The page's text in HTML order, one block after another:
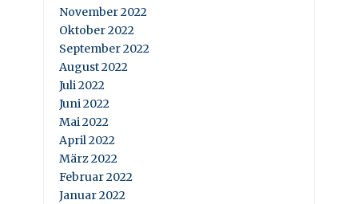
November 2022
Oktober 2022
September 2022
August 2022
Juli 2022
Juni 2022
Mai 2022
April 2022
März 2022
Februar 2022
Januar 2022